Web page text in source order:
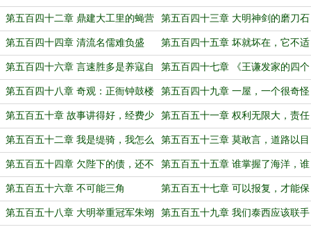
乎？ 杀人
第五百四十二章 鼎建大工里的蝇营
狗苟
第五百四十三章 大明神剑的磨刀石
第五百四十四章 清流名儒难负盛
名，怜孤惜寡上门认亲
第五百四十五章 坏就坏在，它不适
合大明
第五百四十六章 言速胜多是养寇自
重
第五百四十七章 《王谦发家的四个
秘密》
第五百四十八章 奇观：正衙钟鼓楼 第五百四十九章 一屋，一个很奇怪
但很现实的计量单位
第五百五十章 故事讲得好，经费少
不了
第五百五十一章 权利无限大，责任
无限大
第五百五十二章 我是缇骑，我怎么
会骗人呢？
第五百五十三章 莫敢言，道路以目
第五百五十四章 欠陛下的债，还不
完，根本还不完
第五百五十五章 谁掌握了海洋，谁
就掌握了世界
第五百五十六章 不可能三角 第五百五十七章 可以报复，才能保
护
第五百五十八章 大明举重冠军朱翊 第五百五十九章 我们泰西应该联手